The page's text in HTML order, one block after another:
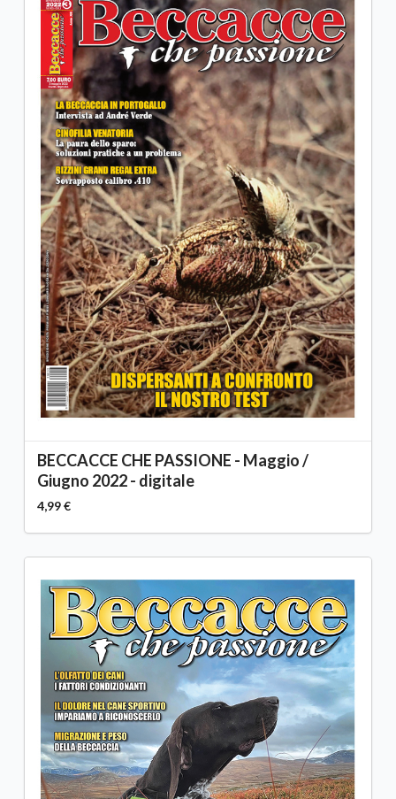
BECCACCE CHE PASSIONE - Maggio /
Giugno 2022 - digitale
4,99 €